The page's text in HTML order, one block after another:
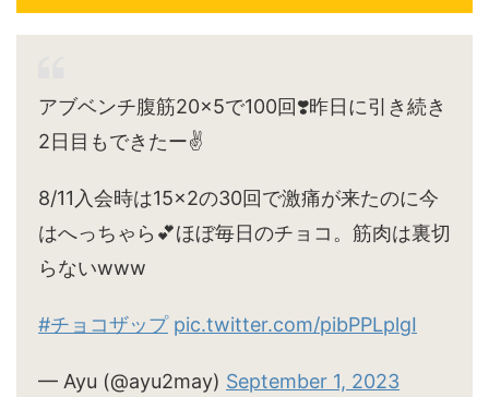
アブベンチ腹筋20×5で100回❣️昨日に引き続き
2日目もできたー✌️
8/11入会時は15×2の30回で激痛が来たのに今
はへっちゃら💕ほぼ毎日のチョコ。筋肉は裏切
らないwww
#チョコザップ pic.twitter.com/pibPPLplgI
— Ayu (@ayu2may) September 1, 2023